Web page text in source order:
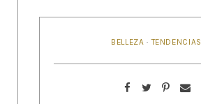
BELLEZA ·TENDENCIAS